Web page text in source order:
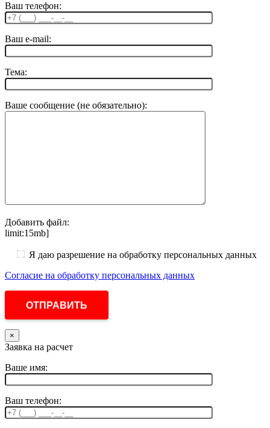
Ваш телефон:
Ваш e-mail:
Тема:
Ваше сообщение (не обязательно):
Добавить файл:
limit:15mb]
Я даю разрешение на обработку персональных данных
Согласие на обработку персональных данных
×
Заявка на расчет
Ваше имя:
Ваш телефон: